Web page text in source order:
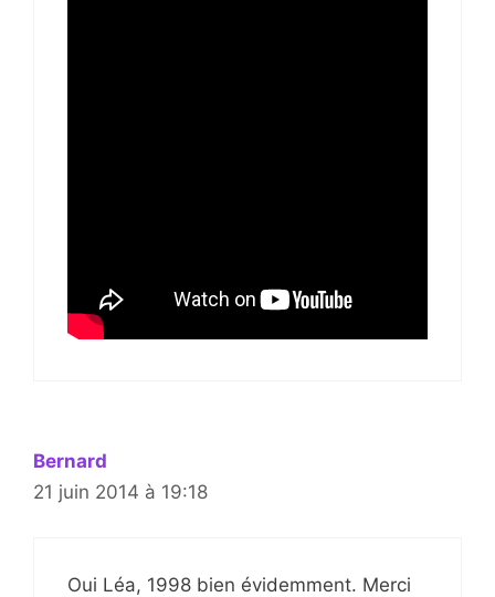
Bernard
21 juin 2014 à 19:18
Oui Léa, 1998 bien évidemment. Merci